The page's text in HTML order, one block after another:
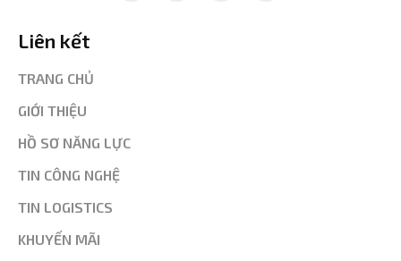
Liên kết
TRANG CHỦ
GIỚI THIỆU
HỒ SƠ NĂNG LỰC
TIN CÔNG NGHỆ
TIN LOGISTICS
KHUYẾN MÃI